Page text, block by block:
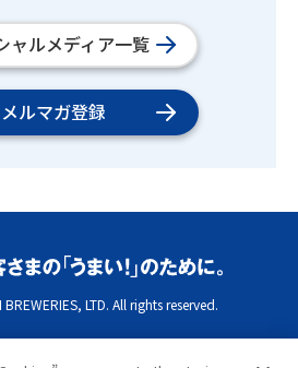
ャルメディア一覧
メルマガ登録
LTD. All rights reserved.